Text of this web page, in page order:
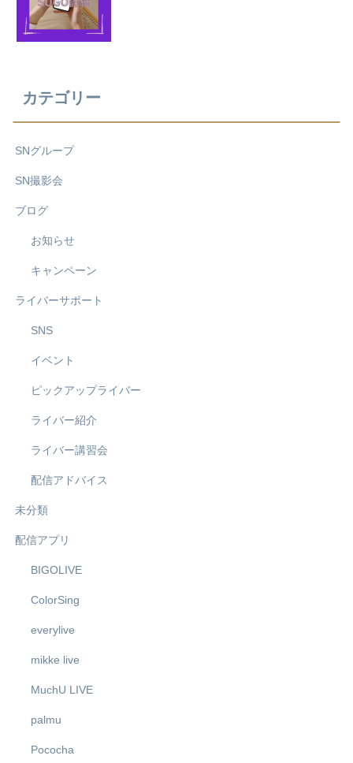
カテゴリー
SNグループ
SN撮影会
ブログ
お知らせ
キャンペーン
ライバーサポート
SNS
イベント
ピックアップライバー
ライバー紹介
ライバー講習会
配信アドバイス
未分類
配信アプリ
BIGOLIVE
ColorSing
everylive
mikke live
MuchU LIVE
palmu
Pococha